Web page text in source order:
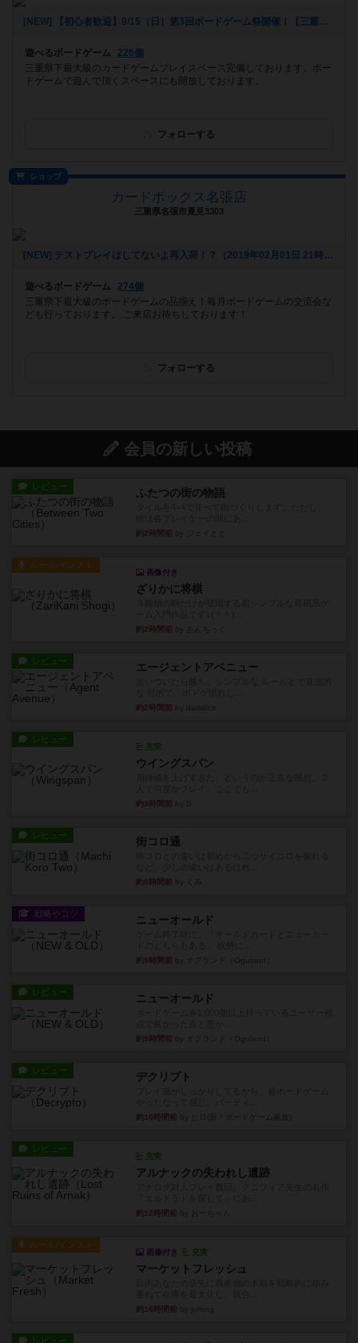
[NEW] 【初心者歓迎】9/15（日）第3回ボードゲーム祭開催！【三重県津市】（2019年08月08日 16時22分）
遊べるボードゲーム
226個
三重県下最大級のカードゲームプレイスペース完備しております。ボー
ドゲームで遊んで頂くスペースにも開放しております。
フォローする
ショップ
カードボックス名張店
三重県名張市夏見3303
[NEW] テストプレイはしてないよ再入荷！？（2019年02月01日 21時48分）
遊べるボードゲーム
274個
三重県下最大級のボードゲームの品揃え！毎月ボードゲームの交流会な
ども行っております。 ご来店お待ちしております！
フォローする
会員の新しい投稿
レビュー ふたつの街の物語
約2時間前
ルール/インスト
画像付き
ざりかに将棋
約2時間前
レビュー エージェントアベニュー
約2時間前
レビュー
充実
ウイングスパン
約3時間前
レビュー 街コロ通
約8時間前
戦略やコツ ニューオールド
約9時間前
レビュー ニューオールド
約9時間前
レビュー デクリプト
約10時間前
レビュー
充実
アルナックの失われし遺跡
約12時間前
ルール/インスト
画像付き 充実
マーケットフレッシュ
約16時間前
レビュー